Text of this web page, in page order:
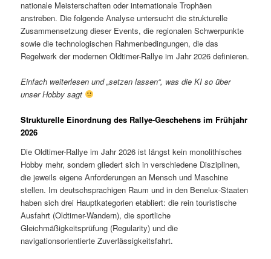
nationale Meisterschaften oder internationale Trophäen
anstreben. Die folgende Analyse untersucht die strukturelle
Zusammensetzung dieser Events, die regionalen Schwerpunkte
sowie die technologischen Rahmenbedingungen, die das
Regelwerk der modernen Oldtimer-Rallye im Jahr 2026 definieren.
Einfach weiterlesen und „setzen lassen“, was die KI so über
unser Hobby sagt
Strukturelle Einordnung des Rallye-Geschehens im Frühjahr
2026
Die Oldtimer-Rallye im Jahr 2026 ist längst kein monolithisches
Hobby mehr, sondern gliedert sich in verschiedene Disziplinen,
die jeweils eigene Anforderungen an Mensch und Maschine
stellen. Im deutschsprachigen Raum und in den Benelux-Staaten
haben sich drei Hauptkategorien etabliert: die rein touristische
Ausfahrt (Oldtimer-Wandern), die sportliche
Gleichmäßigkeitsprüfung (Regularity) und die
navigationsorientierte Zuverlässigkeitsfahrt.